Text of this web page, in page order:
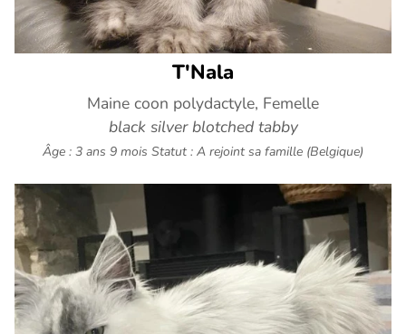
T'Nala
Maine coon polydactyle, Femelle
black silver blotched tabby
Âge : 3 ans 9 mois Statut : A rejoint sa famille (Belgique)